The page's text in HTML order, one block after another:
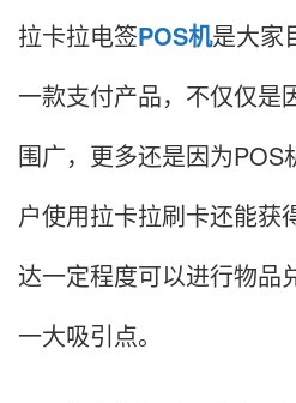
拉卡拉电签POS机是大家
一款支付产品，不仅仅是
围广，更多还是因为POS
户使用拉卡拉刷卡还能获
达一定程度可以进行物品
一大吸引点。